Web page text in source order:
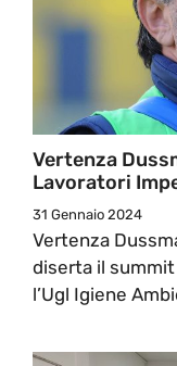
Vertenza
Lavoratori
31 Gennaio 2024
Vertenza
diserta il summit
l’Ugl Igiene